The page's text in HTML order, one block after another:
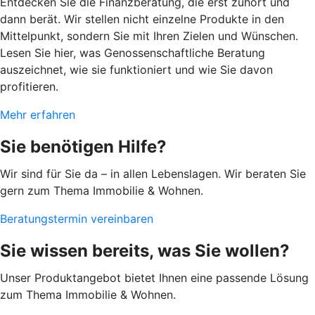
dann berät. Wir stellen nicht einzelne Produkte in den
Mittelpunkt, sondern Sie mit Ihren Zielen und Wünschen.
Lesen Sie hier, was Genossenschaftliche Beratung
auszeichnet, wie sie funktioniert und wie Sie davon
profitieren.
Mehr erfahren
Sie benötigen Hilfe?
Wir sind für Sie da – in allen Lebenslagen. Wir beraten Sie
gern zum Thema Immobilie & Wohnen.
Beratungstermin vereinbaren
Sie wissen bereits, was Sie wollen?
Unser Produktangebot bietet Ihnen eine passende Lösung
zum Thema Immobilie & Wohnen.